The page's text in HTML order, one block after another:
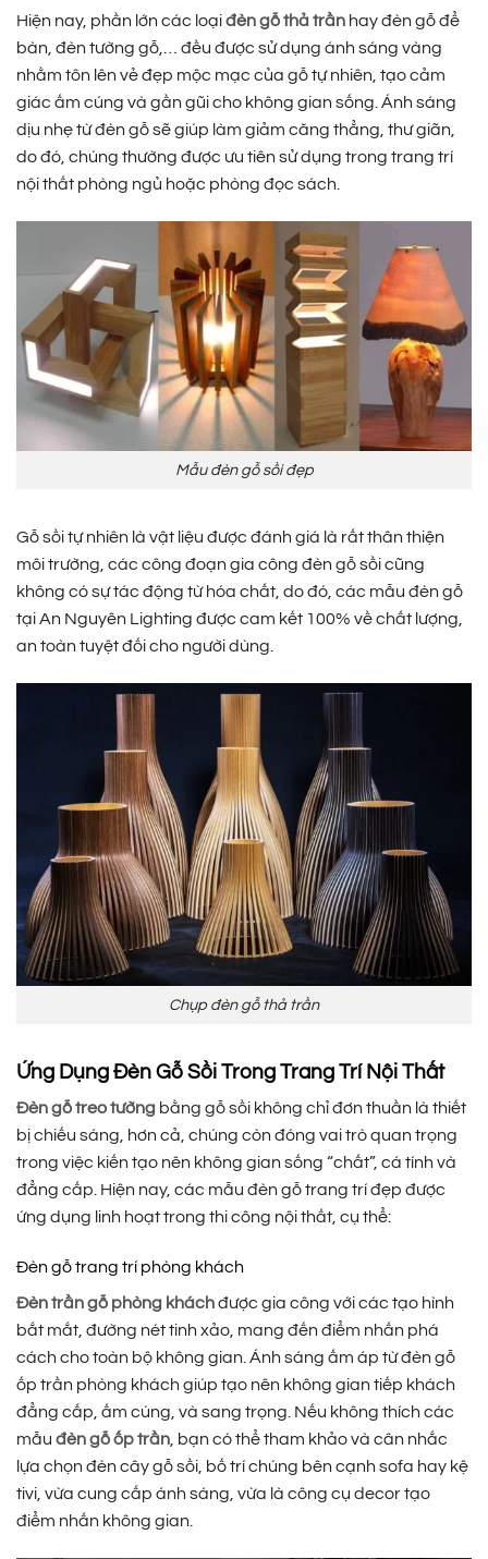
Hiện nay, phần lớn các loạiđèn gỗ thả trần hay đèn gỗ để
bàn, đèn tường gỗ,… đều được sử dụng ánh sáng vàng
nhằm tôn lên vẻ đẹp mộc mạc của gỗ tự nhiên, tạo cảm
giác ấm cúng và gần gũi cho không gian sống. Ánh sáng
dịu nhẹ từ đèn gỗ sẽ giúp làm giảm căng thẳng, thư giãn,
do đó, chúng thường được ưu tiên sử dụng trong trang trí
nội thất phòng ngủ hoặc phòng đọc sách.
Mẫu đèn gỗ sồi đẹp
Gỗ sồi tự nhiên là vật liệu được đánh giá là rất thân thiện
môi trường, các công đoạn gia công đèn gỗ sồi cũng
không có sự tác động từ hóa chất, do đó, các mẫu đèn gỗ
tại An Nguyên Lighting được cam kết 100% về chất lượng,
an toàn tuyệt đối cho người dùng.
Chụp đèn gỗ thả trần
Ứng Dụng Đèn Gỗ Sồi Trong Trang Trí Nội Thất
Đèn gỗ treo tường bằng gỗ sồi không chỉ đơn thuần là thiết
bị chiếu sáng, hơn cả, chúng còn đóng vai trò quan trọng
trong việc kiến tạo nên không gian sống “chất”, cá tính và
đẳng cấp. Hiện nay, các mẫu đèn gỗ trang trí đẹp được
ứng dụng linh hoạt trong thi công nội thất, cụ thể:
Đèn gỗ trang trí phòng khách
Đèn trần gỗ phòng kháchđược gia công với các tạo hình
bắt mắt, đường nét tinh xảo, mang đến điểm nhấn phá
cách cho toàn bộ không gian. Ánh sáng ấm áp từ đèn gỗ
ốp trần phòng khách giúp tạo nên không gian tiếp khách
đẳng cấp, ấm cúng, và sang trọng. Nếu không thích các
mẫu đèn gỗ ốp trần , bạn có thể tham khảo và cân nhắc
lựa chọn đèn cây gỗ sồi, bố trí chúng bên cạnh sofa hay kệ
tivi, vừa cung cấp ánh sáng, vừa là công cụ decor tạo
điểm nhấn không gian.